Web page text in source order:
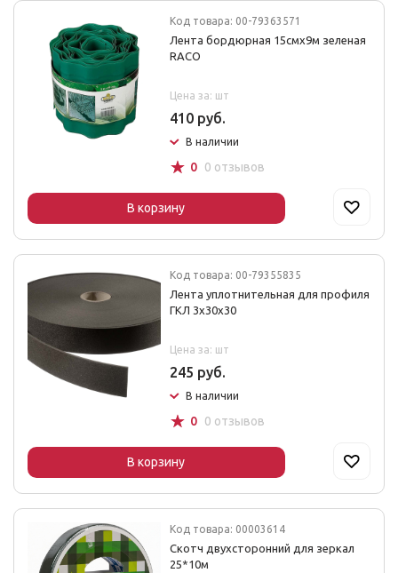
Код товара: 00-79363571
Лента бордюрная 15смх9м зеленая
RACO
Цена за: шт
410 руб.
В наличии
☆ 0 0 отзывов
В корзину
Код товара: 00-79355835
Лента уплотнительная для профиля
ГКЛ 3х30х30
Цена за: шт
245 руб.
В наличии
☆ 0 0 отзывов
В корзину
Код товара: 00003614
Скотч двухсторонний для зеркал
25*10м